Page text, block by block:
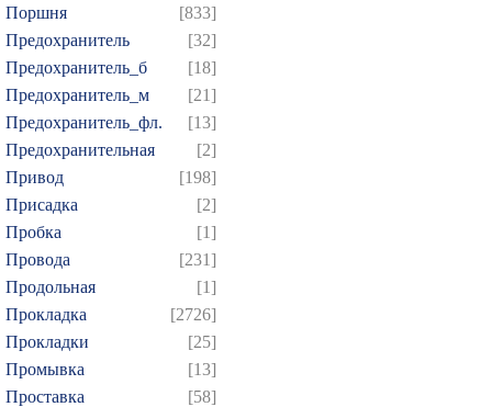
Поршня
[833]
Предохранитель
[32]
Предохранитель_б
[18]
Предохранитель_м
[21]
Предохранитель_фл.
[13]
Предохранительная
[2]
Привод
[198]
Присадка
[2]
Пробка
[1]
Провода
[231]
Продольная
[1]
Прокладка
[2726]
Прокладки
[25]
Промывка
[13]
Проставка
[58]